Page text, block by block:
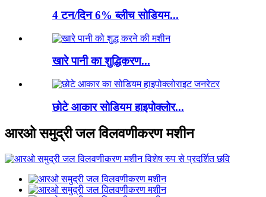
4 टन/दिन 6% ब्लीच सोडियम...
खारे पानी का शुद्धिकरण...
छोटे आकार सोडियम हाइपोक्लोर...
आरओ समुद्री जल विलवणीकरण मशीन